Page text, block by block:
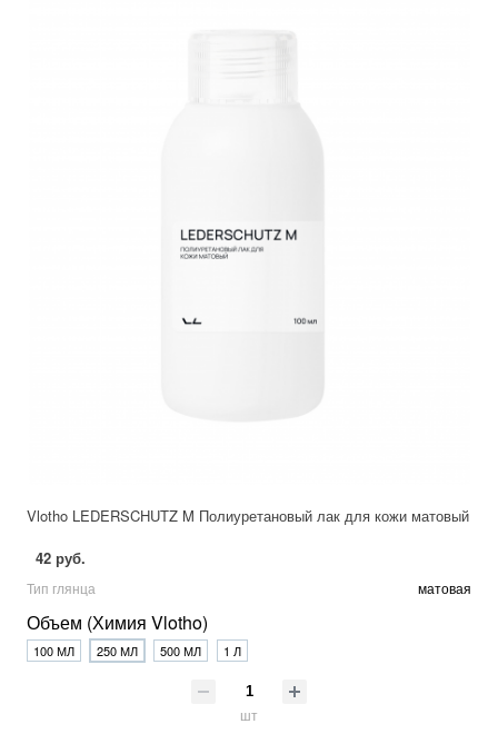
Vlotho LEDERSCHUTZ M Полиуретановый лак для кожи матовый
42 руб.
Тип глянца матовая
Объем (Химия Vlotho)
100 МЛ 250 МЛ 500 МЛ 1 Л
шт